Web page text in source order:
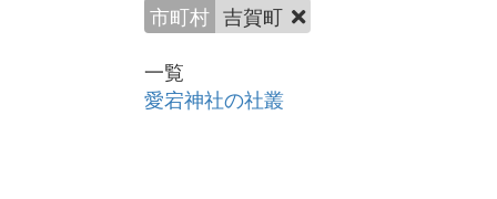
市町村 吉賀町
一覧
愛宕神社の社叢